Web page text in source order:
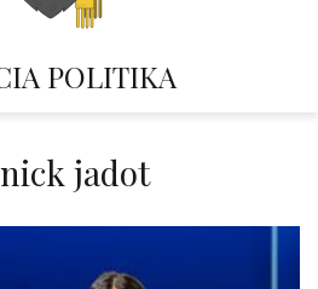
POLITIKA
jadot